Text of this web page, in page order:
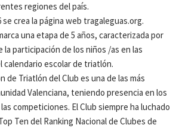
regiones del país.
crea la página web tragaleguas.org.
una etapa de 5 años, caracterizada por
participación de los niños /as en las
escolar de triatlón.
de Triatlón del Club es una de las más
Valenciana, teniendo presencia en los
competiciones. El Club siempre ha luchado
Ten del Ranking Nacional de Clubes de